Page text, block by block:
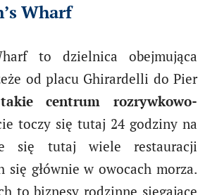
Wharf
to dzielnica obejmująca
od placu Ghirardelli do Pier
centrum rozrywkowo-
toczy się tutaj 24 godziny na
się tutaj wiele restauracji
się głównie w owocach morza.
to biznesy rodzinne sięgające